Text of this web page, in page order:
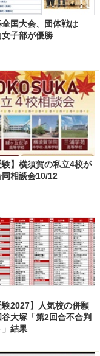
国大会、団体戦は
子部が優勝
験】横須賀の私立4校が
相談会10/12
験2027】人気校の併願
大塚「第2回合不合判
」結果